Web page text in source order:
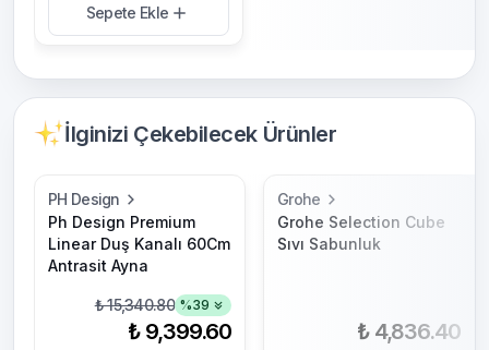
Sepete Ekle
İlginizi Çekebilecek Ürünler
PH Design
Ph Design Premium
Linear Duş Kanalı 60Cm
Antrasit Ayna
₺ 15,340.80 %39
₺ 9,399.60
Grohe
Grohe Selection Cube
Sıvı Sabunluk
₺ 4,836.40